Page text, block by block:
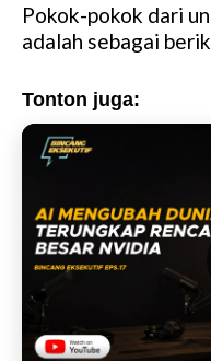
Pokok-pokok dari
adalah sebagai
Tonton juga: